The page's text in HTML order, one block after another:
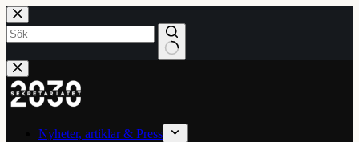
Hoppa
till
innehåll
Inga
resultat
Nyheter, artiklar & Press